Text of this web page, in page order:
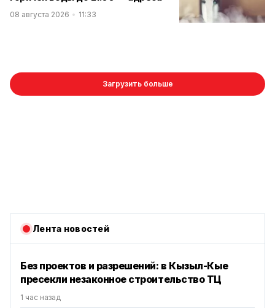
08 августа 2026 11:33
Загрузить больше
Лента новостей
Без проектов и разрешений: в Кызыл-Кые
пресекли незаконное строительство ТЦ
1 час назад